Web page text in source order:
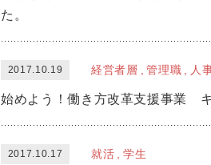
た。
2017.10.19 経営者層 管理職 人
始めよう！働き方改革支援事業
2017.10.17 就活 学生